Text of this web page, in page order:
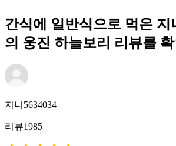
간식에 일반식으로 먹은 지
의 웅진 하늘보리 리뷰를
지니5634034
리뷰1985